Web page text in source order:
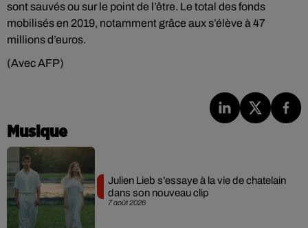
sont sauvés ou sur le point de l’être. Le total des fonds
mobilisés en 2019, notamment grâce aux s’élève à 47
millions d’euros.
(Avec AFP)
Musique
7 août 2026
Julien Lieb s’essaye à la vie de chatelain
dans son nouveau clip